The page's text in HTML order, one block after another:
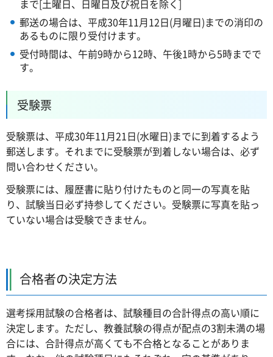
まで[土曜日、日曜日及び祝日を除く]
郵送の場合は、平成30年11月12日(月曜日)までの消印の
あるものに限り受付けます。
受付時間は、午前9時から12時、午後1時から5時までで
す。
受験票
受験票は、平成30年11月21日(水曜日)までに到着するよう
郵送します。それまでに受験票が到着しない場合は、必ず
問い合わせください。
受験票には、履歴書に貼り付けたものと同一の写真を貼
り、試験当日必ず持参してください。受験票に写真を貼っ
ていない場合は受験できません。
合格者の決定方法
選考採用試験の合格者は、試験種目の合計得点の高い順に
決定します。ただし、教養試験の得点が配点の3割未満の場
合には、合計得点が高くても不合格となることがありま